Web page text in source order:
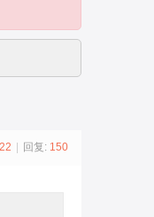
回复: 150